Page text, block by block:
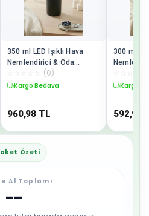
350 ml LED Işıklı Hava
Nemlendirici & Oda
Kokusu Difüzörü – Ultra
Sessiz Nemlendirme
(0)
Kargo Bedava
960,98 TL
300 ml
Kompakt
Kargo
592,98
Özeti
Al Toplamı
--